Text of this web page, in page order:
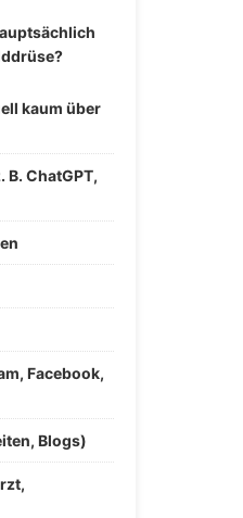
kaum über
ChatGPT,
Facebook,
Blogs)